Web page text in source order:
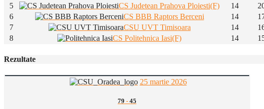
5
CS Judetean Prahova Ploiesti(F) 14
6
CS BBB Raptors Berceni 14
7
CSU UVT Timisoara 14
8
CS Politehnica Iasi(F) 14
Rezultate
25 martie 2026
79 - 45